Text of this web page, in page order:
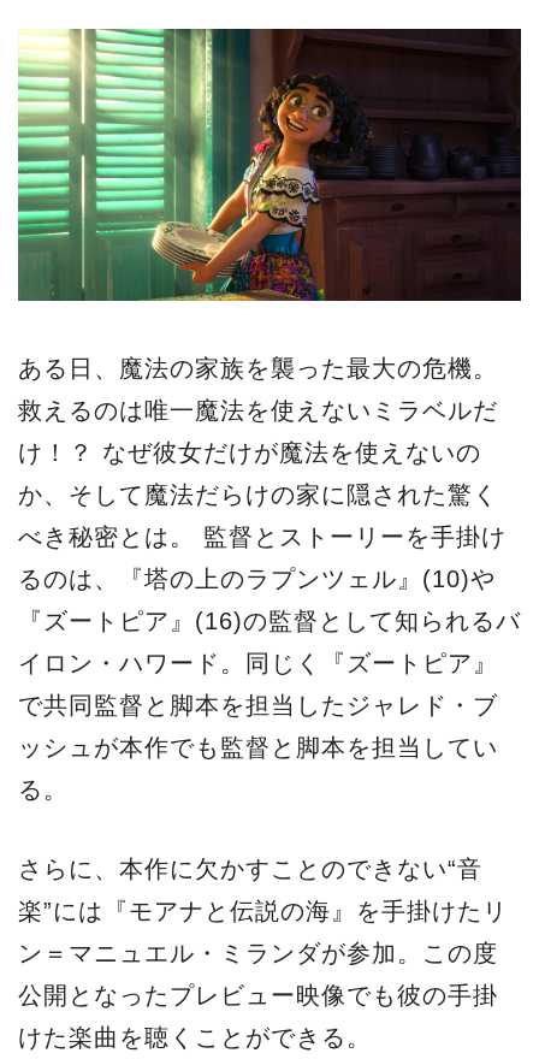
ある日、魔法の家族を襲った最大の危機。
救えるのは唯一魔法を使えないミラベルだ
け！？ なぜ彼女だけが魔法を使えないの
か、そして魔法だらけの家に隠された驚く
べき秘密とは。 監督とストーリーを手掛け
るのは、『塔の上のラプンツェル』(10)や
『ズートピア』(16)の監督として知られるバ
イロン・ハワード。同じく『ズートピア』
で共同監督と脚本を担当したジャレド・ブ
ッシュが本作でも監督と脚本を担当してい
る。
さらに、本作に欠かすことのできない“音
楽”には『モアナと伝説の海』を手掛けたリ
ン＝マニュエル・ミランダが参加。この度
公開となったプレビュー映像でも彼の手掛
けた楽曲を聴くことができる。